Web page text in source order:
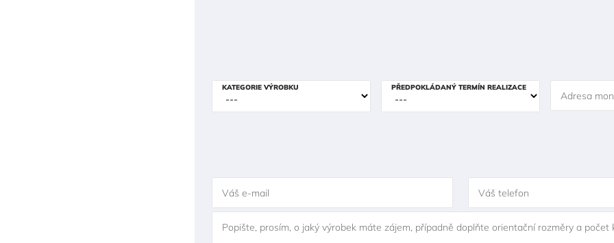
KATEGORIE VÝROBKU PŘEDPOKLÁDANÝ TERMÍN REALIZACE
Adresa
Váš e-mail Váš telefon
Popište, prosím, o jaký výrobek máte zájem, případně doplňte orientační rozměry a počet